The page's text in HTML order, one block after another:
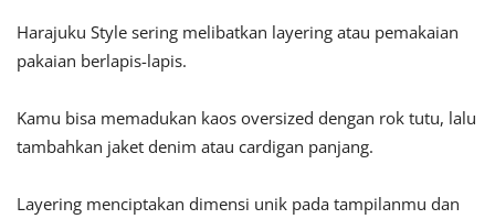
Harajuku Style sering melibatkan layering atau pemakaian
pakaian berlapis-lapis.
Kamu bisa memadukan kaos oversized dengan rok tutu, lalu
tambahkan jaket denim atau cardigan panjang.
Layering menciptakan dimensi unik pada tampilanmu dan